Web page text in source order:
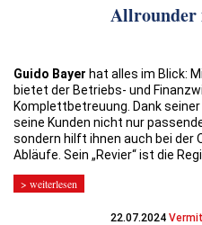
Allrounder
Guido Bayer hat alles im Blick:
bietet der Betriebs- und
Komplettbetreuung. Dank
seine Kunden nicht nur
sondern hilft ihnen auch bei der
Abläufe. Sein „Revier“ ist die
> weiterlesen
22.07.2024